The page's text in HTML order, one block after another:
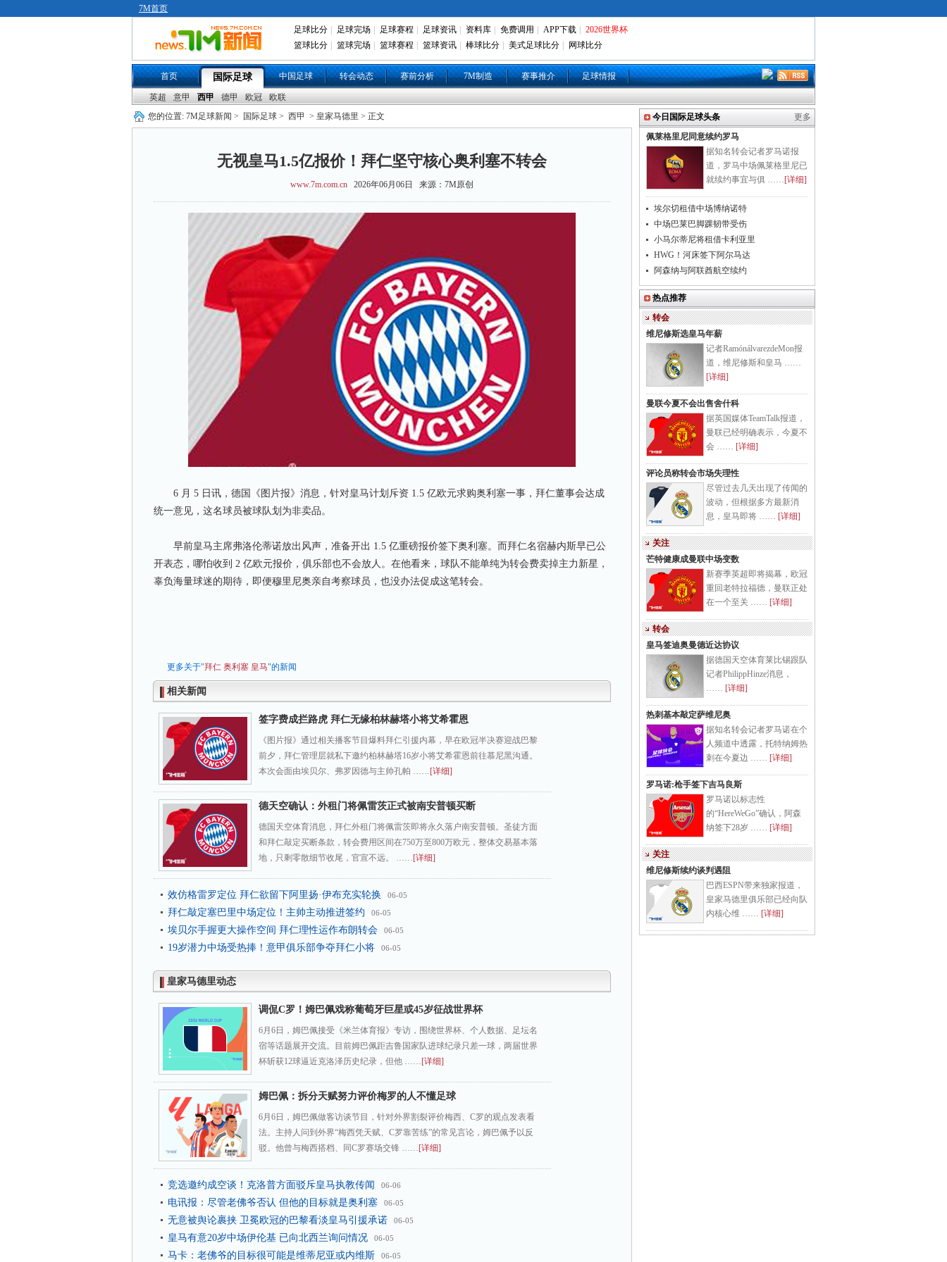
7M首页
足球比分 足球完场 足球赛程 足球资讯 资料库 免费调用 APP下载
2026世界杯
篮球比分
篮球完场 篮球赛程 篮球资讯 棒球比分 美式足球比分 网球比分
首页 国际足球 中国足球 转会动态 赛前分析 7M制造 赛事推介 足球情报
英超 意甲 西甲 德甲 欧冠
欧联
您的位置: 7M足球新闻 > 国际足球 > 西甲 > 皇家马德里 > 正文
无视皇马1.5亿报价！拜仁坚守核心奥利塞不转会
www.7m.com.cn 2026年06月06日 来源：7M原创
6 月 5 日讯，德国《图片报》消息，针对皇马计划斥资 1.5 亿欧元求购奥利塞一事，拜仁董事会达成
统一意见，这名球员被球队划为非卖品。
早前皇马主席弗洛伦蒂诺放出风声，准备开出 1.5 亿重磅报价签下奥利塞。而拜仁名宿赫内斯早已公
开表态，哪怕收到 2 亿欧元报价，俱乐部也不会放人。在他看来，球队不能单纯为转会费卖掉主力新星，
辜负海量球迷的期待，即便穆里尼奥亲自考察球员，也没办法促成这笔转会。
更多关于"拜仁 奥利塞 皇马"的新闻
相关新闻
签字费成拦路虎 拜仁无缘柏林赫塔小将艾希霍恩
《图片报》通过相关播客节目爆料拜仁引援内幕，早在欧冠半决赛迎战巴黎
前夕，拜仁管理层就私下邀约柏林赫塔16岁小将艾希霍恩前往慕尼黑沟通。
本次会面由埃贝尔、弗罗因德与主帅孔帕 ……[详细]
德天空确认：外租门将佩雷茨正式被南安普顿买断
德国天空体育消息，拜仁外租门将佩雷茨即将永久落户南安普顿。圣徒方面
和拜仁敲定买断条款，转会费用区间在750万至800万欧元，整体交易基本落
地，只剩零散细节收尾，官宣不远。 ……[详细]
效仿格雷罗定位 拜仁欲留下阿里扬·伊布充实轮换 06-05
拜仁敲定塞巴里中场定位！主帅主动推进签约 06-05
埃贝尔手握更大操作空间 拜仁理性运作布朗转会 06-05
19岁潜力中场受热捧！意甲俱乐部争夺拜仁小将 06-05
皇家马德里动态
调侃C罗！姆巴佩戏称葡萄牙巨星或45岁征战世界杯
6月6日，姆巴佩接受《米兰体育报》专访，围绕世界杯、个人数据、足坛名
宿等话题展开交流。目前姆巴佩距吉鲁国家队进球纪录只差一球，两届世界
杯斩获12球逼近克洛泽历史纪录，但他 ……[详细]
姆巴佩：拆分天赋努力评价梅罗的人不懂足球
6月6日，姆巴佩做客访谈节目，针对外界割裂评价梅西、C罗的观点发表看
法。主持人问到外界“梅西凭天赋、C罗靠苦练”的常见言论，姆巴佩予以反
驳。他曾与梅西搭档、同C罗赛场交锋 ……[详细]
竞选邀约成空谈！克洛普方面驳斥皇马执教传闻 06-06
电讯报：尽管老佛爷否认 但他的目标就是奥利塞 06-05
无意被舆论裹挟 卫冕欧冠的巴黎看淡皇马引援承诺 06-05
皇马有意20岁中场伊伦基 已向北西兰询问情况 06-05
马卡：老佛爷的目标很可能是维蒂尼亚或内维斯 06-05
今日国际足球头条
更多
佩莱格里尼同意续约罗马
据知名转会记者罗马诺报
道，罗马中场佩莱格里尼已
就续约事宜与俱 ……[详细]
埃尔切租借中场博纳诺特
中场巴莱巴脚踝韧带受伤
小马尔蒂尼将租借卡利亚里
HWG！河床签下阿尔马达
阿森纳与阿联酋航空续约
热点推荐
转会
维尼修斯选皇马年薪
记者RamónálvarezdeMon报
道，维尼修斯和皇马 ……
[详细]
曼联今夏不会出售舍什科
据英国媒体TeamTalk报道，
曼联已经明确表示，今夏不
会 …… [详细]
评论员称转会市场失理性
尽管过去几天出现了传闻的
波动，但根据多方最新消
息，皇马即将 …… [详细]
关注
芒特健康成曼联中场变数
新赛季英超即将揭幕，欧冠
重回老特拉福德，曼联正处
在一个至关 …… [详细]
转会
皇马签迪奥曼德近达协议
据德国天空体育莱比锡跟队
记者PhilippHinze消息，
…… [详细]
热刺基本敲定萨维尼奥
据知名转会记者罗马诺在个
人频道中透露，托特纳姆热
刺在今夏边 …… [详细]
罗马诺:枪手签下吉马良斯
罗马诺以标志性
的“HereWeGo”确认，阿森
纳签下28岁 …… [详细]
关注
维尼修斯续约谈判遇阻
巴西ESPN带来独家报道，
皇家马德里俱乐部已经向队
内核心维 …… [详细]